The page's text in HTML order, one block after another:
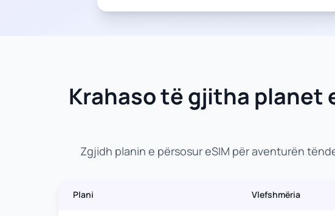
Krahaso të gjitha planet
Zgjidh planin e përsosur eSIM për aventurën
Plani Vlefshmëria